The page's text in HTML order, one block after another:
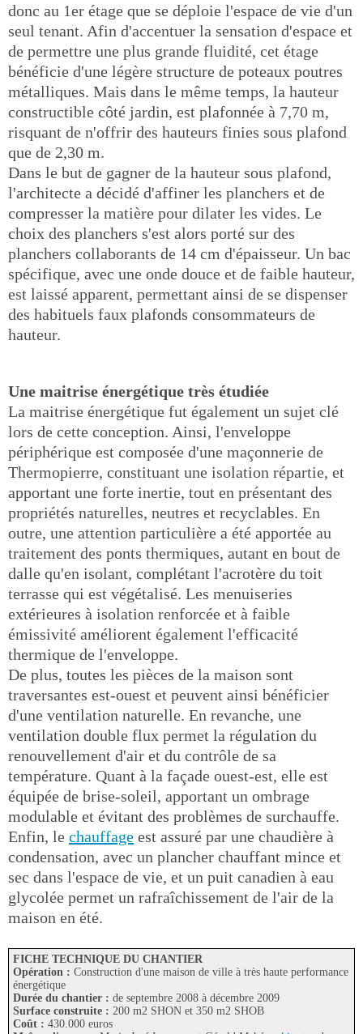
donc au 1er étage que se déploie l'espace de vie d'un
seul tenant. Afin d'accentuer la sensation d'espace et
de permettre une plus grande fluidité, cet étage
bénéficie d'une légère structure de poteaux poutres
métalliques. Mais dans le même temps, la hauteur
constructible côté jardin, est plafonnée à 7,70 m,
risquant de n'offrir des hauteurs finies sous plafond
que de 2,30 m.
Dans le but de gagner de la hauteur sous plafond,
l'architecte a décidé d'affiner les planchers et de
compresser la matière pour dilater les vides. Le
choix des planchers s'est alors porté sur des
planchers collaborants de 14 cm d'épaisseur. Un bac
spécifique, avec une onde douce et de faible hauteur,
est laissé apparent, permettant ainsi de se dispenser
des habituels faux plafonds consommateurs de
hauteur.
Une maitrise énergétique très étudiée
La maitrise énergétique fut également un sujet clé
lors de cette conception. Ainsi, l'enveloppe
périphérique est composée d'une maçonnerie de
Thermopierre, constituant une isolation répartie, et
apportant une forte inertie, tout en présentant des
propriétés naturelles, neutres et recyclables. En
outre, une attention particulière a été apportée au
traitement des ponts thermiques, autant en bout de
dalle qu'en isolant, complétant l'acrotère du toit
terrasse qui est végétalisé. Les menuiseries
extérieures à isolation renforcée et à faible
émissivité améliorent également l'efficacité
thermique de l'enveloppe.
De plus, toutes les pièces de la maison sont
traversantes est-ouest et peuvent ainsi bénéficier
d'une ventilation naturelle. En revanche, une
ventilation double flux permet la régulation du
renouvellement d'air et du contrôle de sa
température. Quant à la façade ouest-est, elle est
équipée de brise-soleil, apportant un ombrage
modulable et évitant des problèmes de surchauffe.
Enfin, le chauffage est assuré par une chaudière à
condensation, avec un plancher chauffant mince et
sec dans l'espace de vie, et un puit canadien à eau
glycolée permet un rafraîchissement de l'air de la
maison en été.
FICHE TECHNIQUE DU CHANTIER
Opération : Construction d'une maison de ville à très haute performance
énergétique
Durée du chantier : de septembre 2008 à décembre 2009
Surface construite : 200 m2 SHON et 350 m2 SHOB
Coût : 430.000 euros